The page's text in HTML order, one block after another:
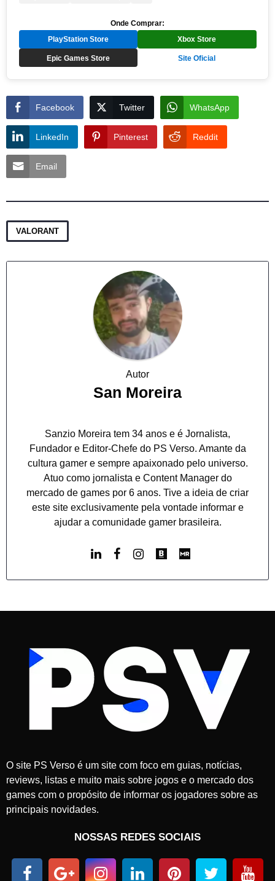
Onde Comprar:
PlayStation Store Xbox Store
Epic Games Store Site Oficial
Facebook Twitter WhatsApp
LinkedIn Pinterest Reddit
Email
VALORANT
Autor
San Moreira
Sanzio Moreira tem 34 anos e é Jornalista,
Fundador e Editor-Chefe do PS Verso. Amante da
cultura gamer e sempre apaixonado pelo universo.
Atuo como jornalista e Content Manager do
mercado de games por 6 anos. Tive a ideia de criar
este site exclusivamente pela vontade informar e
ajudar a comunidade gamer brasileira.
O site PS Verso é um site com foco em guias, notícias,
reviews, listas e muito mais sobre jogos e o mercado dos
games com o propósito de informar os jogadores sobre as
principais novidades.
NOSSAS REDES SOCIAIS